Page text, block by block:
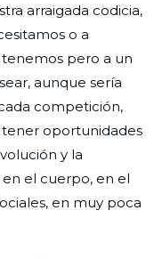
arraigada codicia,
o a
pero a un
aunque sería
competición,
oportunidades
y la
el cuerpo, en el
en muy poca